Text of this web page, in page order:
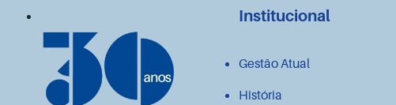
Institucional
Gestão Atual
História